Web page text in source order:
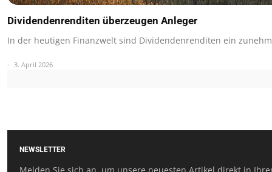
Dividendenrenditen überzeugen Anleger
In der heutigen Finanzwelt sind Dividendenrenditen ein
3. April 2026
NEWSLETTER